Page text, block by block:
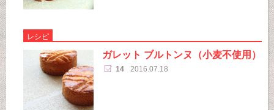
レシピ
ガレット ブルトンヌ（小麦不使用）
14 2016.07.18